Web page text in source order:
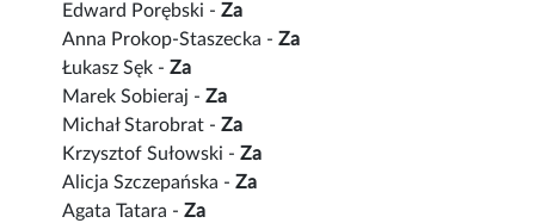
Edward Porębski -Za
Anna Prokop-Staszecka -Za
Łukasz Sęk -Za
Marek Sobieraj -Za
Michał Starobrat -Za
Krzysztof Sułowski -Za
Alicja Szczepańska -Za
Agata Tatara -Za